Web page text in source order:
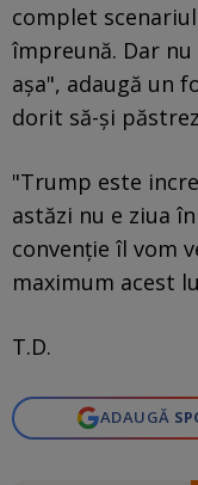
complet
împreună. Dar nu
așa", adaugă un
dorit să-și
"Trump este
astăzi nu e ziua
convenție îl vom
maximum acest
T.D.
ADAUGĂ